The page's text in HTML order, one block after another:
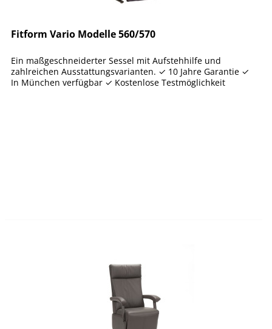
Fitform Vario Modelle 560/570
Ein maßgeschneiderter Sessel mit Aufstehhilfe und
zahlreichen Ausstattungsvarianten. ✓ 10 Jahre Garantie ✓
In München verfügbar ✓ Kostenlose Testmöglichkeit